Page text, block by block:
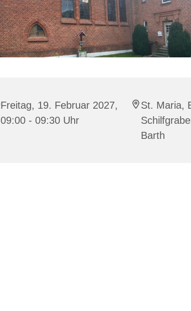
Freitag, 19. Februar 2027,
09:00 - 09:30 Uhr
St. Maria,
Barth